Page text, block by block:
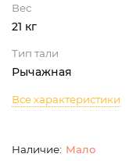
Вес
21 кг
Тип тали
Рычажная
Все характеристики
Мало